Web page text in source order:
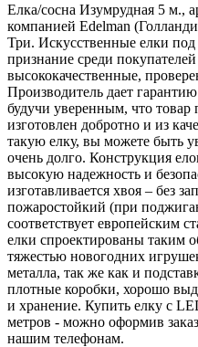
Елка/сосна Изумрудная 5 м.,
компанией Edelman
Три. Искусственные елки
признание среди
высококачественные,
Производитель дает
будучи уверенным, что
изготовлен добротно и из
такую елку, вы можете быть
очень долго. Конструкция
высокую надежность и
изготавливается хвоя – без
пожаростойкий (при
соответствует европейским
елки спроектированы таким
тяжестью новогодних
металла, так же как и
плотные коробки, хорошо
и хранение. Купить елку с
метров - можно оформив
нашим телефонам.